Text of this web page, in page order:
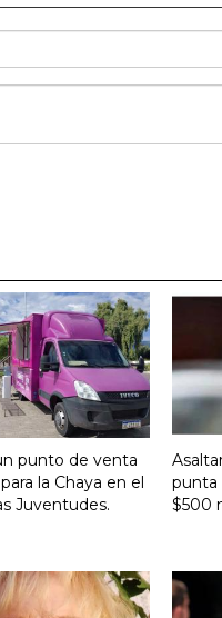
punto de venta
la Chaya en el
Juventudes.
punta
$500